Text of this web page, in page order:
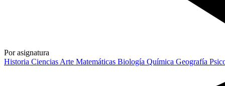
Por asignatura
Historia Ciencias Arte Matemáticas Biología Química Geografía